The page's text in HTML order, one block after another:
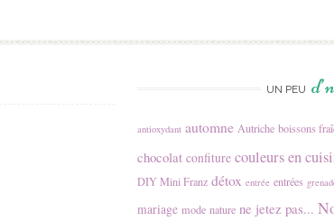
UN PEU
antioxydant automne Autriche boissons
chocolat confiture couleurs en
DIY Mini Franz détox entrée entrées
mariage mode nature ne jetez pas...